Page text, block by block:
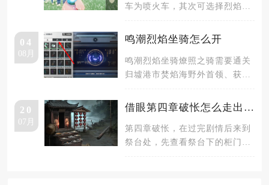
车为喷火车，其次可选择烈焰战
三类战
04
08月
鸣潮烈焰坐骑怎么开
鸣潮烈焰坐骑燎照之骑需要通关
归墟港市焚焰海野外首领、获取
键即可
20
07月
借眼第四章破怅怎么走出迷雾森林
第四章破怅，在过完剧情后来到
祭台处，先查看祭台下的柜门，